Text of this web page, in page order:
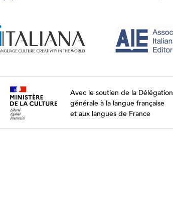
Avec le soutien de la Délégation
générale à la langue française
et aux langues de France